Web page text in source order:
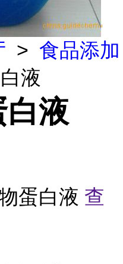
> 食品添加
液
白液
蛋白液 查